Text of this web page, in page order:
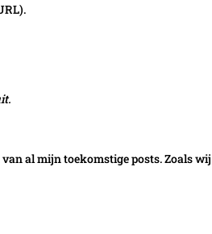
al mijn toekomstige posts. Zoals